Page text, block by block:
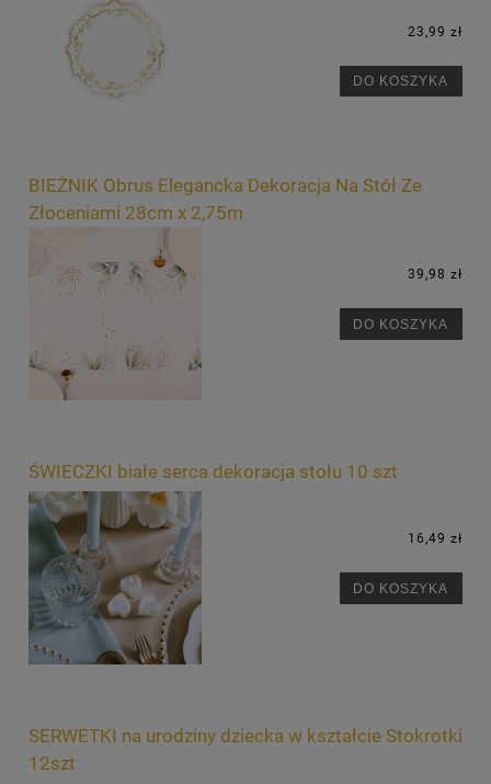
23,99 zł
DO KOSZYKA
BIEŻNIK Obrus Elegancka Dekoracja Na Stół Ze
Złoceniami 28cm x 2,75m
39,98 zł
DO KOSZYKA
ŚWIECZKI białe serca dekoracja stołu 10 szt
16,49 zł
DO KOSZYKA
SERWETKI na urodziny dziecka w kształcie Stokrotki
12szt